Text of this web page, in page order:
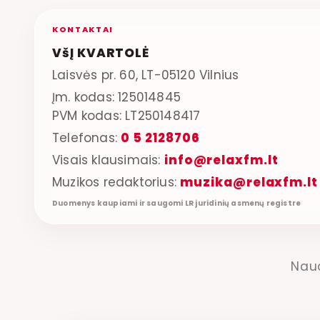
KONTAKTAI
VšĮ KVARTOLĖ
Laisvės pr. 60, LT-05120 Vilnius
Įm. kodas: 125014845
PVM kodas: LT250148417
Telefonas: 0 5 2128706
Visais klausimais: info@relaxfm.lt
Muzikos redaktorius: muzika@relaxfm.lt
Duomenys kaupiami ir saugomi LR juridinių asmenų registre